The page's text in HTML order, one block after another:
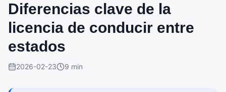
Diferencias clave de la
licencia de conducir entre
estados
2026-02-23 9 min